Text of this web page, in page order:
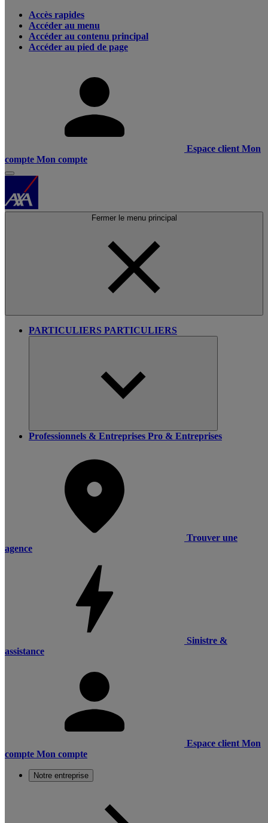
Accès rapides
Accéder au menu
Accéder au contenu principal
Accéder au pied de page
Espace client Mon
compte Mon compte
Fermer le menu principal
PARTICULIERS PARTICULIERS
Professionnels & Entreprises Pro & Entreprises
Trouver une
agence
Sinistre &
assistance
Espace client Mon
compte Mon compte
Notre entreprise